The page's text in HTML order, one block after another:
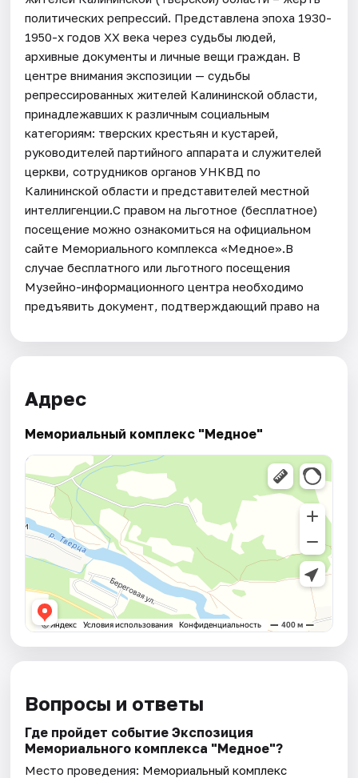
политических репрессий. Представлена эпоха 1930-
1950-х годов ХХ века через судьбы людей,
архивные документы и личные вещи граждан. В
центре внимания экспозиции — судьбы
репрессированных жителей Калининской области,
принадлежавших к различным социальным
категориям: тверских крестьян и кустарей,
руководителей партийного аппарата и служителей
церкви, сотрудников органов УНКВД по
Калининской области и представителей местной
интеллигенции.С правом на льготное (бесплатное)
посещение можно ознакомиться на официальном
сайте Мемориального комплекса «Медное».В
случае бесплатного или льготного посещения
Музейно-информационного центра необходимо
предъявить документ, подтверждающий право на
Адрес
Мемориальный комплекс "Медное"
Вопросы и ответы
Где пройдет событие Экспозиция
Мемориального комплекса "Медное"?
Место проведения: Мемориальный комплекс